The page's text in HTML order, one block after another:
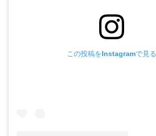
この投稿をInstagramで見る